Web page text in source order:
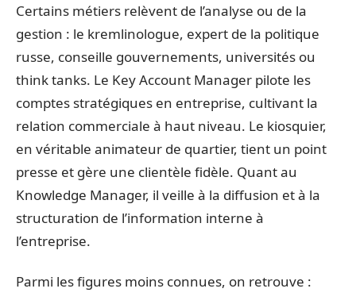
Certains métiers relèvent de l’analyse ou de la
gestion : le kremlinologue, expert de la politique
russe, conseille gouvernements, universités ou
think tanks. Le Key Account Manager pilote les
comptes stratégiques en entreprise, cultivant la
relation commerciale à haut niveau. Le kiosquier,
en véritable animateur de quartier, tient un point
presse et gère une clientèle fidèle. Quant au
Knowledge Manager, il veille à la diffusion et à la
structuration de l’information interne à
l’entreprise.
Parmi les figures moins connues, on retrouve :